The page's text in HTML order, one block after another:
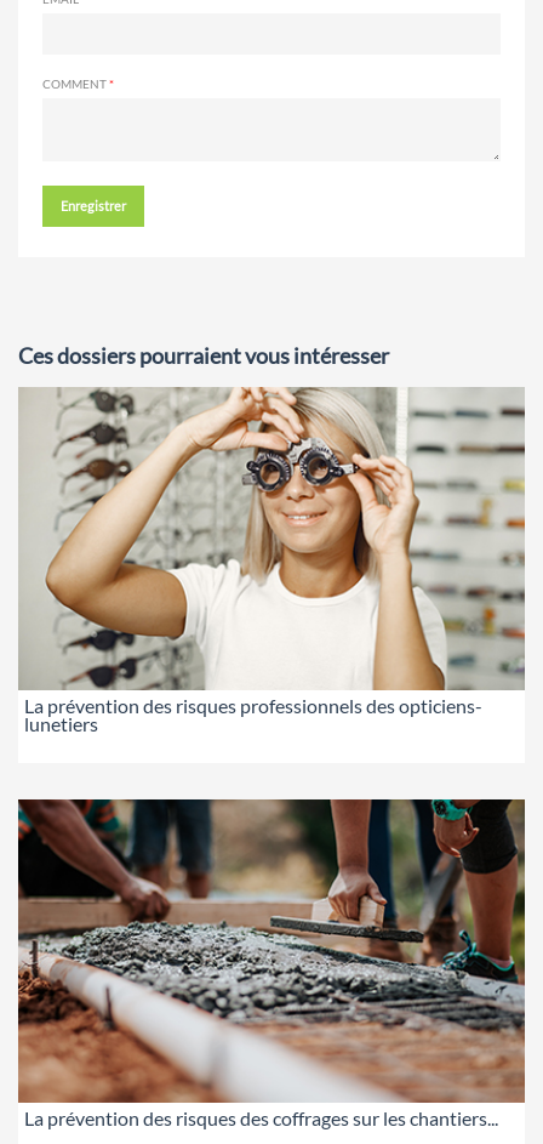
COMMENT
Enregistrer
Ces dossiers pourraient vous intéresser
La prévention des risques professionnels des opticiens-
lunetiers
La prévention des risques des coffrages sur les chantiers...